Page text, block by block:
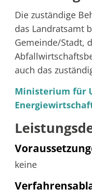
Die zuständige
das Landratsamt
Gemeinde/Stadt,
auch das
Ministerium für
keine